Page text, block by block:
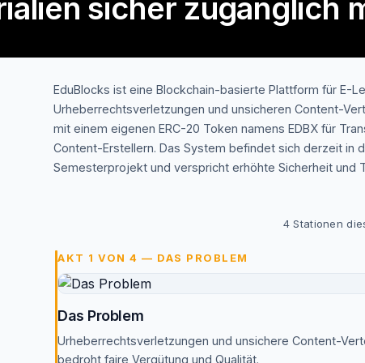
sicher zugänglich
EduBlocks ist eine Blockchain-basierte Plattform für E-
Urheberrechtsverletzungen und unsicheren Content-
mit einem eigenen ERC-20 Token namens EDBX für
Content-Erstellern. Das System befindet sich derzeit in
Semesterprojekt und verspricht erhöhte Sicherheit und
4 Stationen
AKT 1 VON 4 — DAS PROBLEM
Das Problem
Urheberrechtsverletzungen und unsichere Content-
bedroht faire Vergütung und Qualität.